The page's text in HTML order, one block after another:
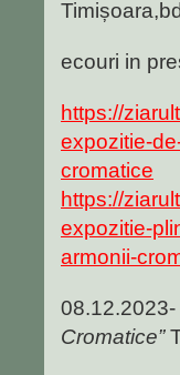
ecouri in
https://
expozitie-
cromatice
https://
expozitie-
armonii-
Cromatice”